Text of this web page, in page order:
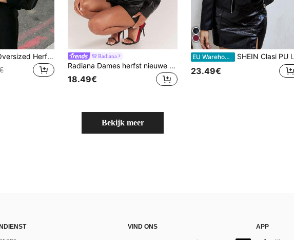
Camellia Losse Oversized Herfst/Winter Nieuwe Damesjas, Europese en Amerikaanse Stijl, Minimalistische Veelzijdige Imitatieleer Jas, Stille Herfst Radiana
Radiana Dames herfst nieuwe sexy diepe V-hals knoopsluiting slim fit PU jas, gerimpelde slim fit shirt-stijl jas, zwarte PU jas, nachtclub, feest, modebijeenkomst, muziekfestival, tentoonstelling, basis veelzijdig, dagelijkse casual uitstapjes, winkelen,
18.49€
EU Warehouse SHEIN Clasi PU leren jas met rits voor herfst/winter
23.49€
Bekijk meer
VIND ONS APP